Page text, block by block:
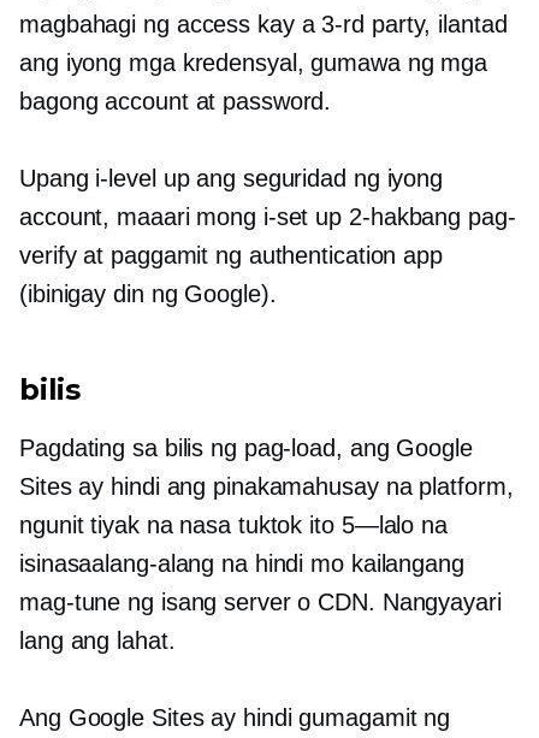
magbahagi ng access kay a3-rd party, ilantad
ang iyong mga kredensyal, gumawa ng mga
bagong account at password.
Upang i-level up ang seguridad ng iyong
account, maaari mong i-set up 2-hakbang pag-
verify at paggamit ng authentication app
(ibinigay din ng Google).
bilis
Pagdating sa bilis ng pag-load, ang Google
Sites ay hindi ang pinakamahusay na platform,
ngunit tiyak na nasa tuktok ito 5—lalo na
isinasaalang-alang na hindi mo kailangang
mag-tune ng isang server o CDN. Nangyayari
lang ang lahat.
Ang Google Sites ay hindi gumagamit ng